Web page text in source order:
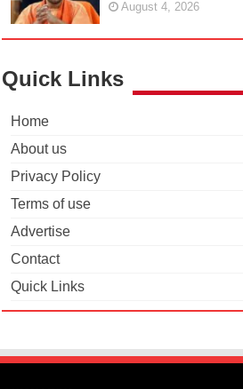
August 4, 2026
Quick Links
Home
About us
Privacy Policy
Terms of use
Advertise
Contact
Quick Links